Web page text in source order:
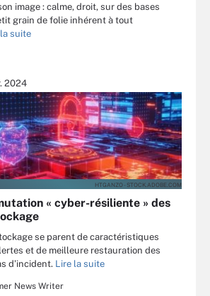
image : calme, droit, sur des bases
grain de folie inhérent à tout
suite
2024
HTGANZO - STOCK.ADOBE.COM
« cyber-résiliente » des
se parent de caractéristiques
et de meilleure restauration des
d’incident. Lire la suite
News Writer